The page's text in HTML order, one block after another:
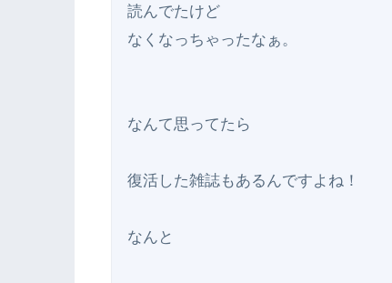
読んでたけど
なくなっちゃったなぁ。
なんて思ってたら
復活した雑誌もあるんですよね！
なんと